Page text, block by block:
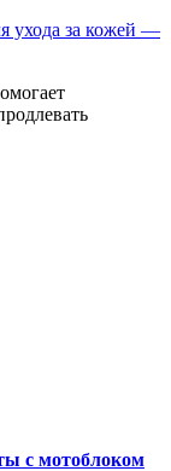
ухода за кожей —
с мотоблоком